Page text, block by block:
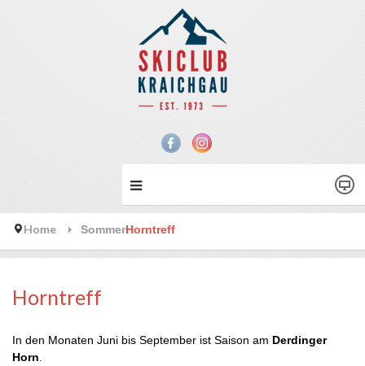
Home SommerHorntreff
Horntreff
In den Monaten Juni bis September ist Saison am Derdinger
Horn